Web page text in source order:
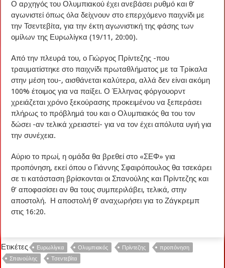
Ο αρχηγός του Ολυμπιακού έχει ανεβάσει ρυθμό και θ’
αγωνιστεί όπως όλα δείχνουν στο επερχόμενο παιχνίδι με
την Τσεντεβίτα, για την έκτη αγωνιστική της φάσης των
ομίλων της Ευρωλίγκα (19/11, 20:00).
Από την πλευρά του, ο Γιώργος Πρίντεζης -που
τραυματίστηκε στο παιχνίδι πρωταθλήματος με τα Τρίκαλα
στην μέση του-, αισθάνεται καλύτερα, αλλά δεν είναι ακόμη
100% έτοιμος για να παίξει. Ο Έλληνας φόργουορντ
χρειάζεται χρόνο ξεκούρασης προκειμένου να ξεπεράσει
πλήρως το πρόβλημά του και ο Ολυμπιακός θα του τον
δώσει -αν τελικά χρειαστεί- για να τον έχει απόλυτα υγιή για
την συνέχεια.
Αύριο το πρωί, η ομάδα θα βρεθεί στο «ΣΕΦ» για
προπόνηση, εκεί όπου ο Γιάννης Σφαιρόπουλος θα τσεκάρει
σε τι κατάσταση βρίσκονται οι Σπανούλης και Πρίντεζης και
θ’ αποφασίσει αν θα τους συμπεριλάβει, τελικά, στην
αποστολή. Η αποστολή θ’ αναχωρήσει για το Ζάγκρεμπ
στις 16:20.
Ετικέτες Ευρωλίγκα Ολυμπιακός Πρίντεζης
προπόνηση
Σπανούλης
Τσεντεβίτα